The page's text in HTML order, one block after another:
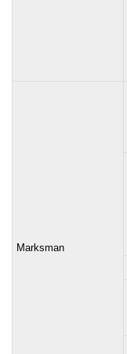
Marksman